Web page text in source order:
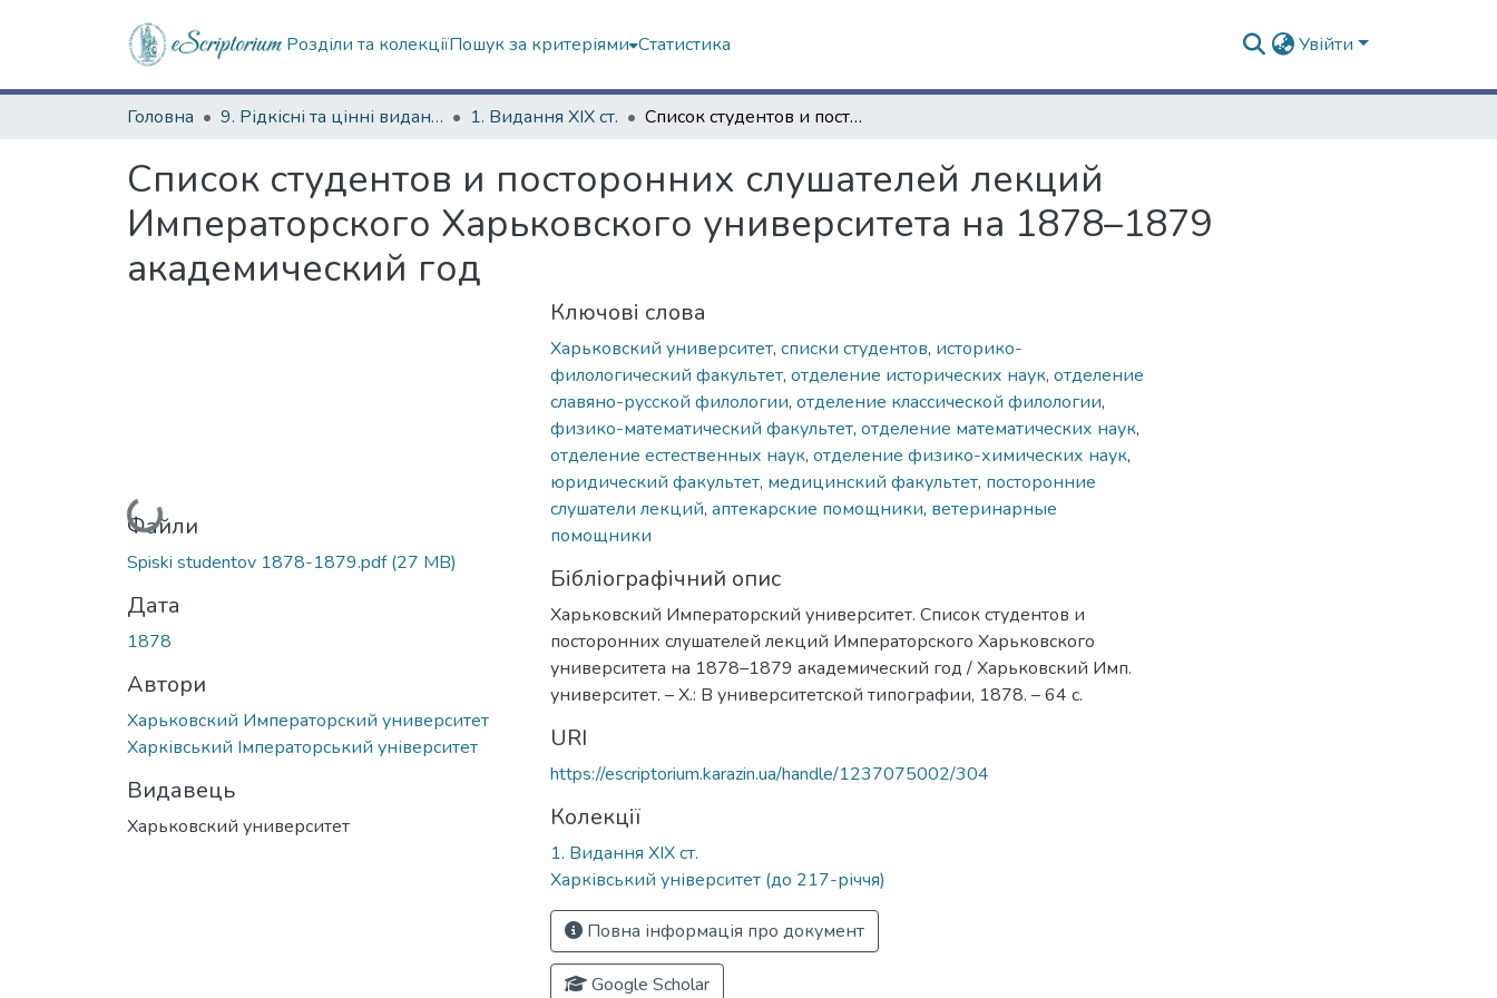
Розділи та колекціїПошук за критеріями Статистика Увійти
Головна 9. Рідкісні та цінні видання 1. Видання ХІХ ст. Список студентов и посторонних слушателей лекций Императорского Харьковского университета на 1878–1879 академический год
Список студентов и посторонних слушателей лекций
Императорского Харьковского университета на 1878–1879
академический год
Вантажиться...
Файли
Spiski studentov 1878-1879.pdf(27 MB)
Дата
1878
Автори
Харьковский Императорский университет
Харківський Імператорський університет
Видавець
Харьковский университет
Ключові слова
Харьковский университет, списки студентов, историко-
филологический факультет, отделение исторических наук, отделение
славяно-русской филологии, отделение классической филологии,
физико-математический факультет, отделение математических наук,
отделение естественных наук, отделение физико-химических наук,
юридический факультет, медицинский факультет, посторонние
слушатели лекций, аптекарские помощники, ветеринарные
помощники
Бібліографічний опис
Харьковский Императорский университет. Список студентов и
посторонних слушателей лекций Императорского Харьковского
университета на 1878–1879 академический год / Харьковский Имп.
университет. – Х.: В университетской типографии, 1878. – 64 с.
URI
https://escriptorium.karazin.ua/handle/1237075002/304
Колекції
1. Видання ХІХ ст.
Харківський університет (до 217-річчя)
Повна інформація про документ
Google Scholar